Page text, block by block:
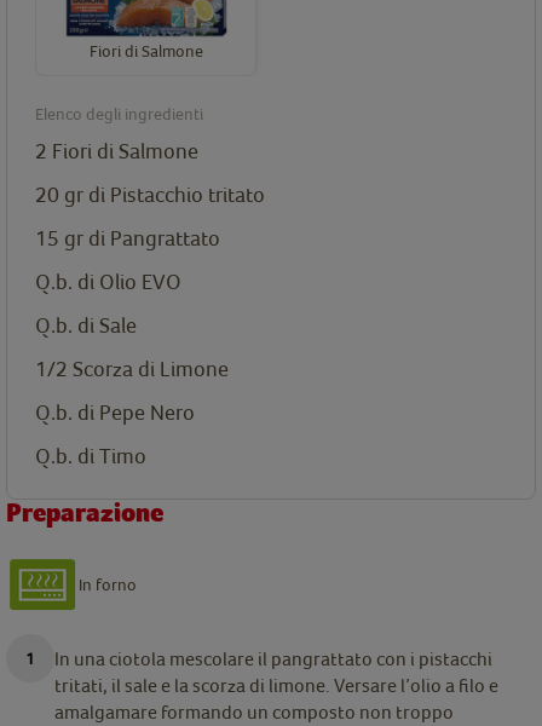
Fiori di Salmone
Elenco degli ingredienti
2 Fiori di Salmone
20 gr di Pistacchio tritato
15 gr di Pangrattato
Q.b. di Olio EVO
Q.b. di Sale
1/2 Scorza di Limone
Q.b. di Pepe Nero
Q.b. di Timo
Preparazione
In forno
In una ciotola mescolare il pangrattato con i pistacchi
tritati, il sale e la scorza di limone. Versare l’olio a filo e
amalgamare formando un composto non troppo